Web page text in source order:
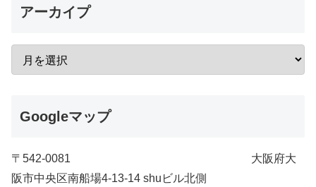
アーカイプ
Googleマップ
〒542-0081 大阪府大
阪市中央区南船場4-13-14 shuビル北側